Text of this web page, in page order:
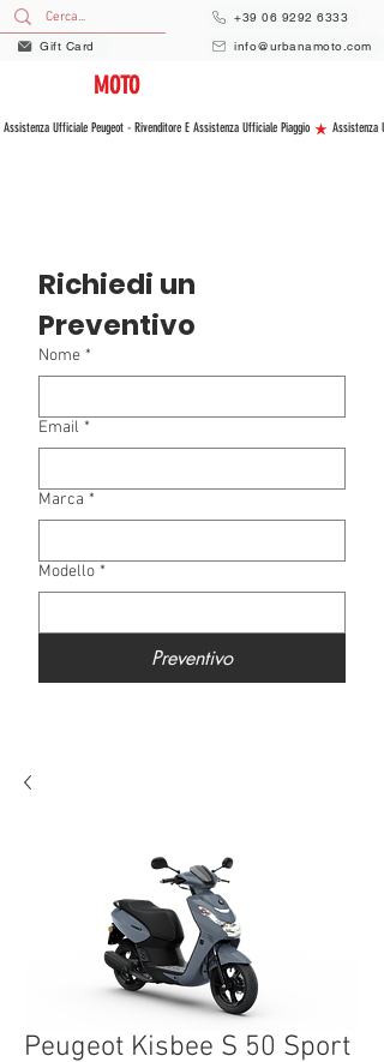
Gift Card
+39 06 9292 6333
info@urbanamoto.com
MOTO
Assistenza Ufficiale Peugeot - Rivenditore E Assistenza Ufficiale Piaggio
Richiedi un
Preventivo
Nome *
Email *
Marca *
Modello *
Preventivo
Peugeot Kisbee S 50 Sport